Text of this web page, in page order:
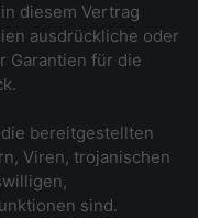
diesem Vertrag
ausdrückliche oder
Garantien für die
bereitgestellten
Viren, trojanischen
sind.